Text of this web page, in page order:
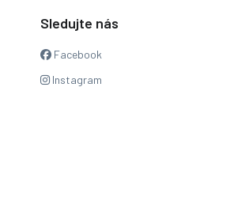
Sledujte nás
Facebook
Instagram